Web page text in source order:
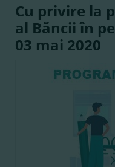
Cu privire la
al Băncii în
03 mai 2020